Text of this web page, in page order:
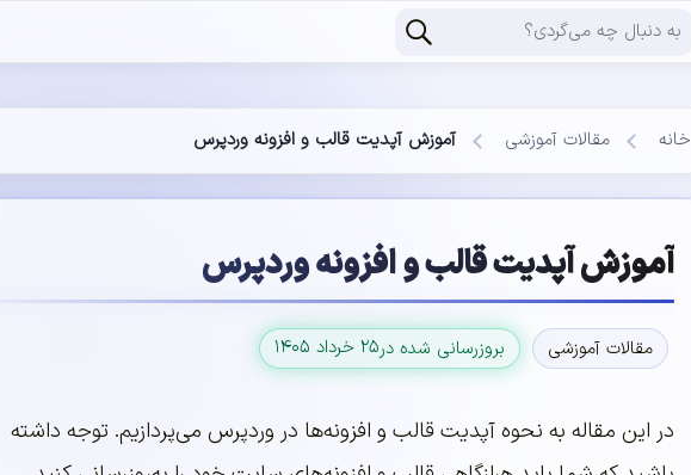
خانه مقالات آموزشی آموزش آپدیت قالب و افزونه وردپرس
آموزش آپدیت قالب و افزونه وردپرس
مقالات آموزشی بروزرسانی شده در۲۵ خرداد ۱۴۰۵
در این مقاله به نحوه آپدیت قالب و افزونه‌ها در وردپرس می‌پردازیم. توجه داشته